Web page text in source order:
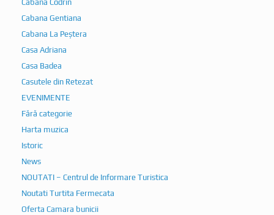
Cabana Codrin
Cabana Gentiana
Cabana La Peștera
Casa Adriana
Casa Badea
Casutele din Retezat
EVENIMENTE
Fără categorie
Harta muzica
Istoric
News
NOUTATI – Centrul de Informare Turistica
Noutati Turtita Fermecata
Oferta Camara bunicii